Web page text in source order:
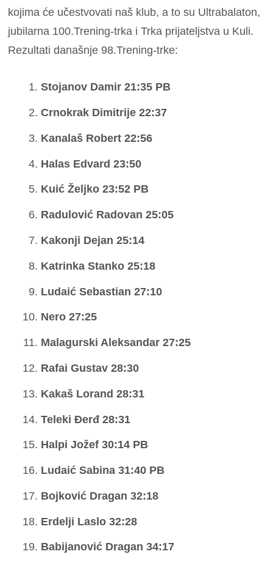
kojima će učestvovati naš klub, a to su Ultrabalaton,
jubilarna 100.Trening-trka i Trka prijateljstva u Kuli.
Rezultati današnje 98.Trening-trke:
Stojanov Damir 21:35 PB
Crnokrak Dimitrije 22:37
Kanalaš Robert 22:56
Halas Edvard 23:50
Kuić Željko 23:52 PB
Radulović Radovan 25:05
Kakonji Dejan 25:14
Katrinka Stanko 25:18
Ludaić Sebastian 27:10
Nero 27:25
Malagurski Aleksandar 27:25
Rafai Gustav 28:30
Kakaš Lorand 28:31
Teleki Đerđ 28:31
Halpi Jožef 30:14 PB
Ludaić Sabina 31:40 PB
Bojković Dragan 32:18
Erdelji Laslo 32:28
Babijanović Dragan 34:17